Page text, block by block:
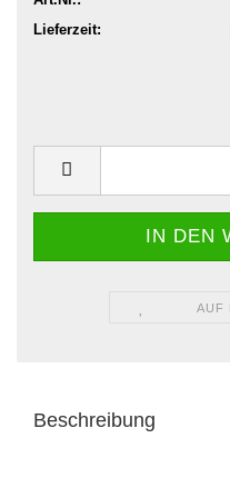
Lieferzeit:
AUF
Beschreibung